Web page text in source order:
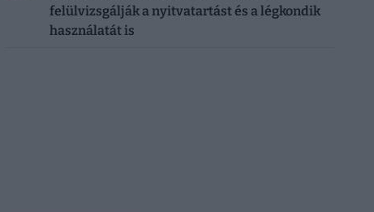
felülvizsgálják a nyitvatartást és a légkondik
használatát is